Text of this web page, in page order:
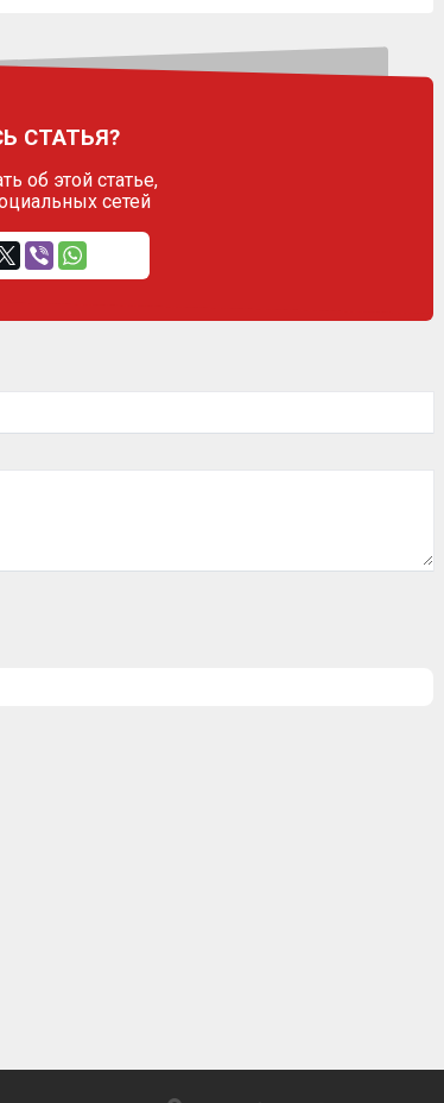
СТАТЬЯ?
об этой статье,
сетей